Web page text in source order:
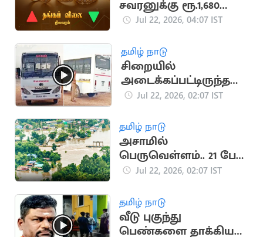
சவரனுக்கு ரூ.1,680
உயர்ந்தது
Jul 22, 2026, 04:07 IST
தமிழ் நாடு
சிறையில்
அடைக்கப்பட்டிருந்த
கைதி தப்பியோட்டம்
Jul 22, 2026, 02:07 IST
தமிழ் நாடு
அசாமில்
பெருவெள்ளம்.. 21 பேர்
உயிரிழப்பு
Jul 22, 2026, 02:07 IST
தமிழ் நாடு
வீடு புகுந்து
பெண்களை தாக்கிய